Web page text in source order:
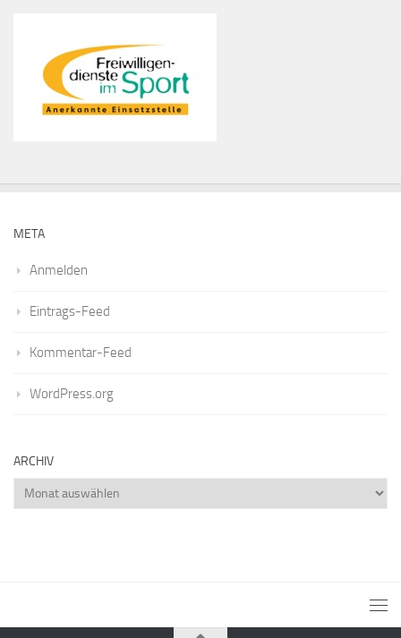
META
Anmelden
Eintrags-Feed
Kommentar-Feed
WordPress.org
ARCHIV
Archiv